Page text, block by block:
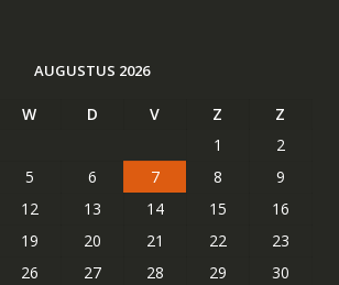
AUGUSTUS 2026
W D V Z
Z
1
2
5 6 7 8
9
12 13 14 15
16
19 20 21 22
23
26 27 28 29
30